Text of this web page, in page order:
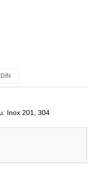
Inox 201, 304